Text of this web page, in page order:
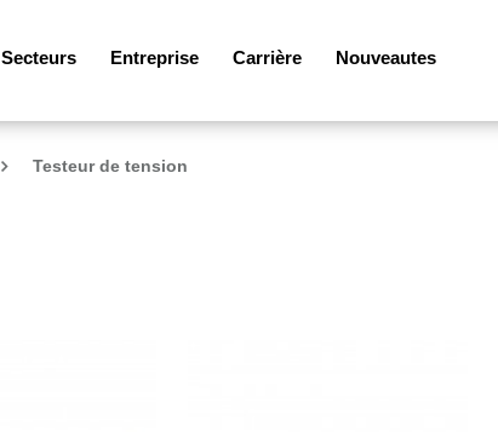
Secteurs Entreprise Carrière Nouveautes
Testeur de tension